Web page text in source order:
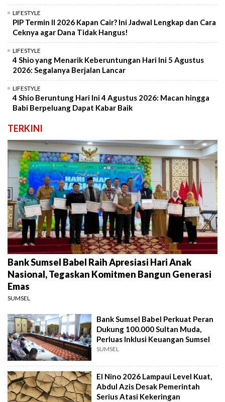
LIFESTYLE
PIP Termin II 2026 Kapan Cair? Ini Jadwal Lengkap dan Cara
Ceknya agar Dana Tidak Hangus!
LIFESTYLE
4 Shio yang Menarik Keberuntungan Hari Ini 5 Agustus
2026: Segalanya Berjalan Lancar
LIFESTYLE
4 Shio Beruntung Hari Ini 4 Agustus 2026: Macan hingga
Babi Berpeluang Dapat Kabar Baik
TERKINI
Bank Sumsel Babel Raih Apresiasi Hari Anak
Nasional, Tegaskan Komitmen Bangun Generasi
Emas
SUMSEL
Bank Sumsel Babel Perkuat Peran
Dukung 100.000 Sultan Muda,
Perluas Inklusi Keuangan Sumsel
SUMSEL
El Nino 2026 Lampaui Level Kuat,
Abdul Azis Desak Pemerintah
Serius Atasi Kekeringan